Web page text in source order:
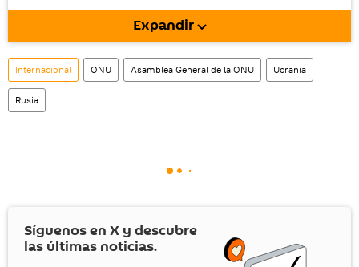
móvil (¡solo para Android!).
También tenemos una cuenta en la red
social rusa VK .
Expandir
Internacional ONU Asamblea General de la ONU Ucrania
Rusia
Síguenos en X y descubre
las últimas noticias.